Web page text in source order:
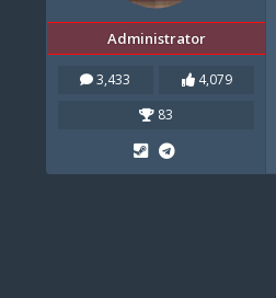
Administrator
3,433
4,079
83